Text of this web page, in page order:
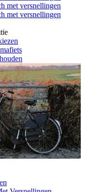
met versnellingen
met versnellingen